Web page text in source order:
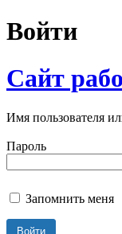
Войти
Сайт
Имя пользователя
Пароль
Запомнить меня